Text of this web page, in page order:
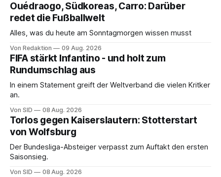
Ouédraogo, Südkoreas, Carro: Darüber
redet die Fußballwelt
Alles, was du heute am Sonntagmorgen wissen musst
Von Redaktion 09 Aug. 2026
FIFA stärkt Infantino - und holt zum
Rundumschlag aus
In einem Statement greift der Weltverband die vielen Kritker
an.
Von SID 08 Aug. 2026
Torlos gegen Kaiserslautern: Stotterstart
von Wolfsburg
Der Bundesliga-Absteiger verpasst zum Auftakt den ersten
Saisonsieg.
Von SID 08 Aug. 2026